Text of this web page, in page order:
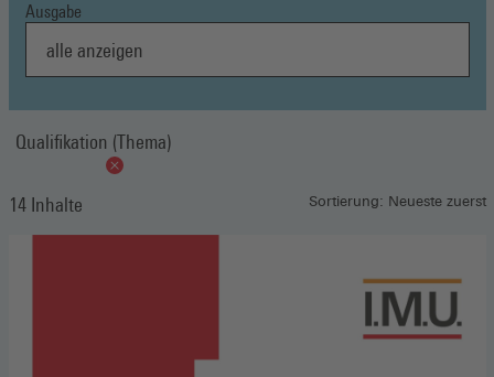
Ausgabe
Qualifikation (Thema)
14 Inhalte Sortierung: Neueste zuerst